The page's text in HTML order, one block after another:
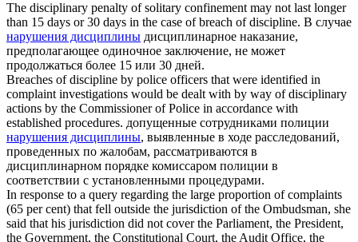
The disciplinary penalty of solitary confinement may not last longer
than 15 days or 30 days in the case ofbreach of discipline. В случае
нарушения дисциплины дисциплинарное наказание,
предполагающее одиночное заключение, не может
продолжаться более 15 или 30 дней.
Breaches of discipline by police officers that were identified in
complaint investigations would be dealt with by way of disciplinary
actions by the Commissioner of Police in accordance with
established procedures. допущенные сотрудниками полиции
нарушения дисциплины, выявленные в ходе расследований,
проведенных по жалобам, рассматриваются в
дисциплинарном порядке комиссаром полиции в
соответствии с установленными процедурами.
In response to a query regarding the large proportion of complaints
(65 per cent) that fell outside the jurisdiction of the Ombudsman, she
said that his jurisdiction did not cover the Parliament, the President,
the Government, the Constitutional Court, the Audit Office, the